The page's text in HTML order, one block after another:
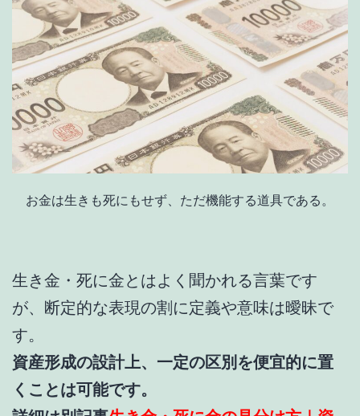
お金は生きも死にもせず、ただ機能する道具である。
生き金・死に金とはよく聞かれる言葉です
が、断定的な表現の割に定義や意味は曖昧で
す。
資産形成の設計上、一定の区別を便宜的に置
くことは可能です。